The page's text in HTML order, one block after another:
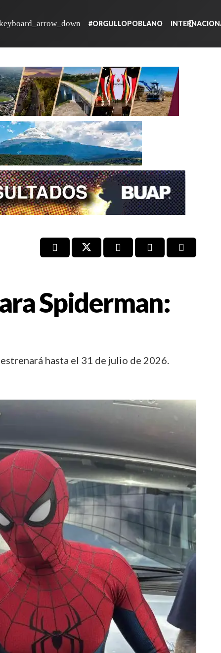
#ORGULLOPOBLANO
Spiderman:
hasta el 31 de julio de 2026.